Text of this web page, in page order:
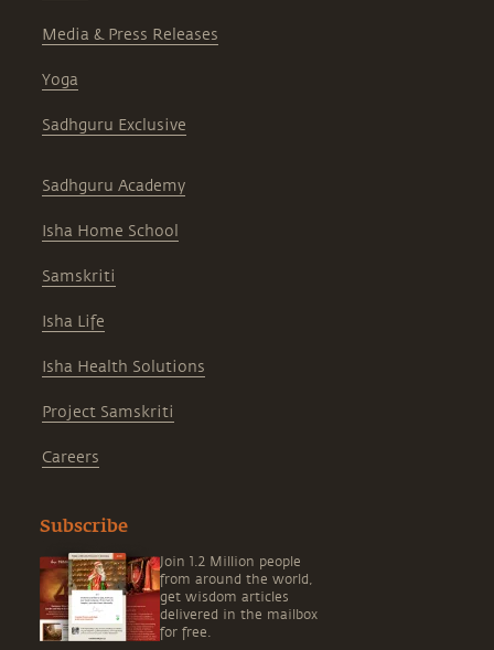
Media & Press Releases
Yoga
Sadhguru Exclusive
Sadhguru Academy
Isha Home School
Samskriti
Isha Life
Isha Health Solutions
Project Samskriti
Careers
Subscribe
Join 1.2 Million people
from around the world,
get wisdom articles
delivered in the mailbox
for free.